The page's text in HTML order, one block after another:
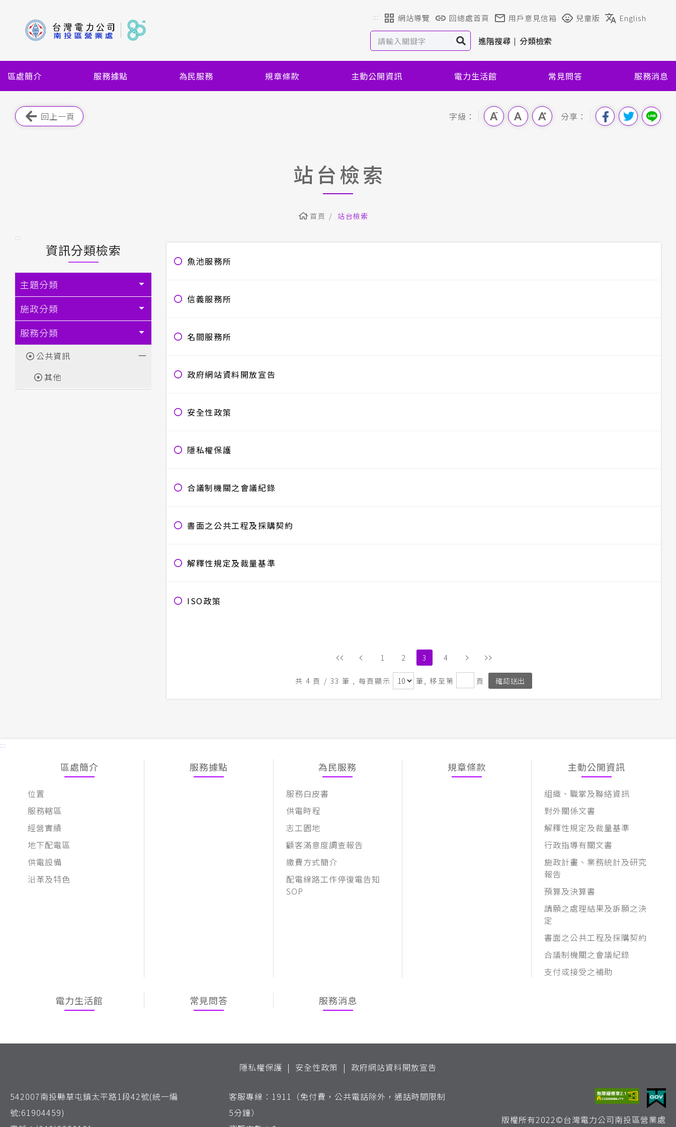
塊
::: 網站導覽 回總處首頁 用戶意見信箱 兒童版 English
進階搜尋 分類檢索
區處簡介 服務據點 為民服務 規章條款 主動公開資訊 電力生活館 常見問答 服務消息
回上一頁 字級： 分享：
站台檢索
首頁 站台檢索
:::
資訊分類檢索
主題分類
施政分類
服務分類
公共資訊
其他
魚池服務所
信義服務所
名間服務所
政府網站資料開放宣告
安全性政策
隱私權保護
合議制機關之會議紀錄
書面之公共工程及採購契約
解釋性規定及裁量基準
ISO政策
1 2 3 4
共 4 頁 / 33 筆 , 每頁顯示 筆, 移至第 頁
:::
區處簡介
位置
服務轄區
經營實績
地下配電區
供電設備
沿革及特色
服務據點 為民服務
服務白皮書
供電時程
志工園地
顧客滿意度調查報告
繳費方式簡介
配電線路工作停復電告知
SOP
規章條款 主動公開資訊
組織、職掌及聯絡資訊
對外關係文書
解釋性規定及裁量基準
行政指導有關文書
施政計畫、業務統計及研究
報告
預算及決算書
請願之處理結果及訴願之決
定
書面之公共工程及採購契約
合議制機關之會議紀錄
支付或接受之補助
電力生活館 常見問答 服務消息
隱私權保護 安全性政策 政府網站資料開放宣告
542007南投縣草屯鎮太平路1段42號(統一編
號:61904459)
客服專線：1911（免付費，公共電話除外，通話時間限制
5分鐘）
版權所有2022©台灣電力公司南投區營業處